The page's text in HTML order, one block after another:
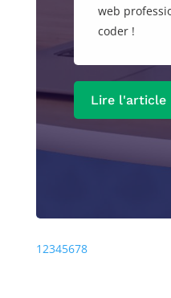
web
coder !
Lire l'article
12345678